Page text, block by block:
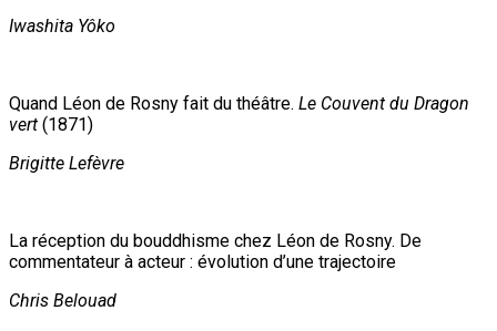
Iwashita Yôko
Quand Léon de Rosny fait du théâtre. Le Couvent du Dragon
vert (1871)
Brigitte Lefèvre
La réception du bouddhisme chez Léon de Rosny. De
commentateur à acteur : évolution d’une trajectoire
Chris Belouad